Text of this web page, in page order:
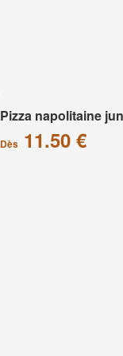
Pizza napolitaine
Dès11.50 €